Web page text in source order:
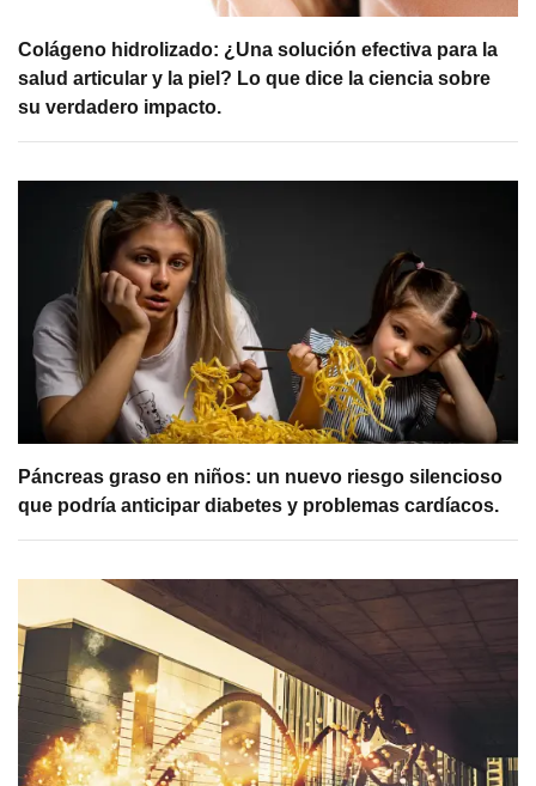
Colágeno hidrolizado: ¿Una solución efectiva para la
salud articular y la piel? Lo que dice la ciencia sobre
su verdadero impacto.
Páncreas graso en niños: un nuevo riesgo silencioso
que podría anticipar diabetes y problemas cardíacos.